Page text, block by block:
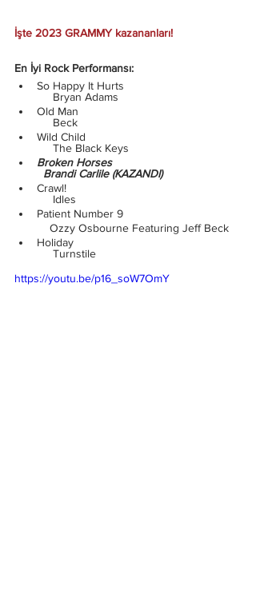
İşte 2023 GRAMMY kazananları!
En İyi Rock Performansı:
So Happy It Hurts
            Bryan Adams
Old Man
            Beck
Wild Child
            The Black Keys
Broken Horses
         Brandi Carlile (KAZANDI)
Crawl!
            Idles
Patient Number 9
           Ozzy Osbourne Featuring Jeff Beck
Holiday
            Turnstile
https://youtu.be/p16_soW7OmY